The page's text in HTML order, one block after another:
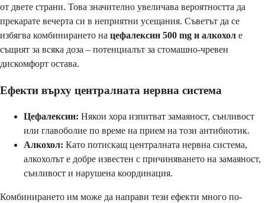
от двете страни. Това значително увеличава вероятността да
прекарате вечерта си в неприятни усещания. Съветът да се
избягва комбинирането на цефалексин 500 mg и алкохол е
същият за всяка доза – потенциалът за стомашно-чревен
дискомфорт остава.
Ефекти върху централната нервна система
Цефалексин: Някои хора изпитват замаяност, сънливост
или главоболие по време на прием на този антибиотик.
Алкохол: Като потискащ централната нервна система,
алкохолът е добре известен с причиняването на замаяност,
сънливост и нарушена координация.
Комбинирането им може да направи тези ефекти много по-